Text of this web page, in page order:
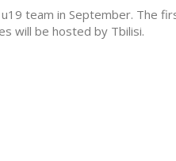
team in September. The
will be hosted by Tbilisi.